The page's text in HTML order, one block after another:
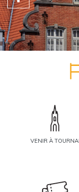
VENIR À TOURNAI